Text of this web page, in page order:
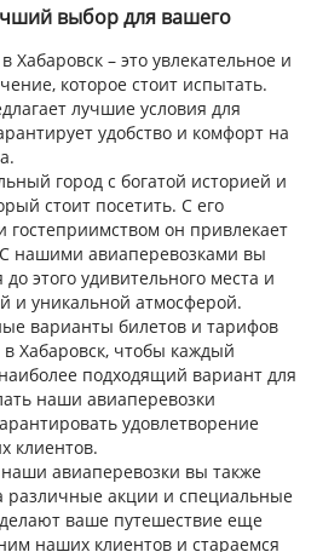
выбор для вашего
– это увлекательное и
которое стоит испытать.
лучшие условия для
удобство и комфорт на
город с богатой историей и
стоит посетить. С его
он привлекает
С нашими авиаперевозками вы
этого удивительного места и
и уникальной атмосферой.
варианты билетов и тарифов
Хабаровск, чтобы каждый
подходящий вариант для
наши авиаперевозки
удовлетворение
клиентов.
авиаперевозки вы также
различные акции и специальные
ваше путешествие еще
наших клиентов и стараемся